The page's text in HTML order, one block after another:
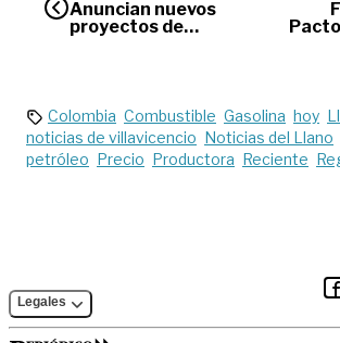
Anuncian nuevos
proyectos de
Colombia Combustible Gasolina hoy
noticias de villavicencio Noticias del Llano
petróleo Precio Productora Reciente
Legales